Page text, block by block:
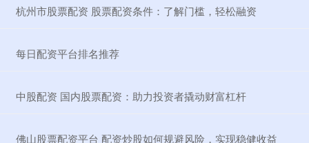
​杭州市股票配资 股票配资条件：了解门槛，轻松融资
​每日配资平台排名推荐
​中股配资 国内股票配资：助力投资者撬动财富杠杆
​佛山股票配资平台 配资炒股如何规避风险，实现稳健收益